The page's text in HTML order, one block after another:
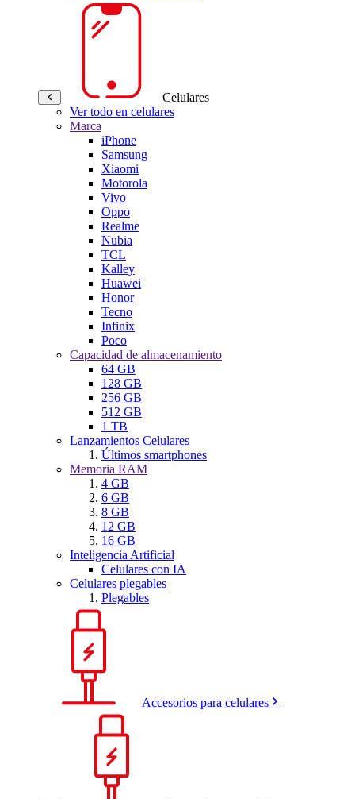
Celulares
Ver todo en celulares
Marca
iPhone
Samsung
Xiaomi
Motorola
Vivo
Oppo
Realme
Nubia
TCL
Kalley
Huawei
Honor
Tecno
Infinix
Poco
Capacidad de almacenamiento
64 GB
128 GB
256 GB
512 GB
1 TB
Lanzamientos Celulares
Últimos smartphones
Memoria RAM
4 GB
6 GB
8 GB
12 GB
16 GB
Inteligencia Artificial
Celulares con IA
Celulares plegables
Plegables
Accesorios para celulares